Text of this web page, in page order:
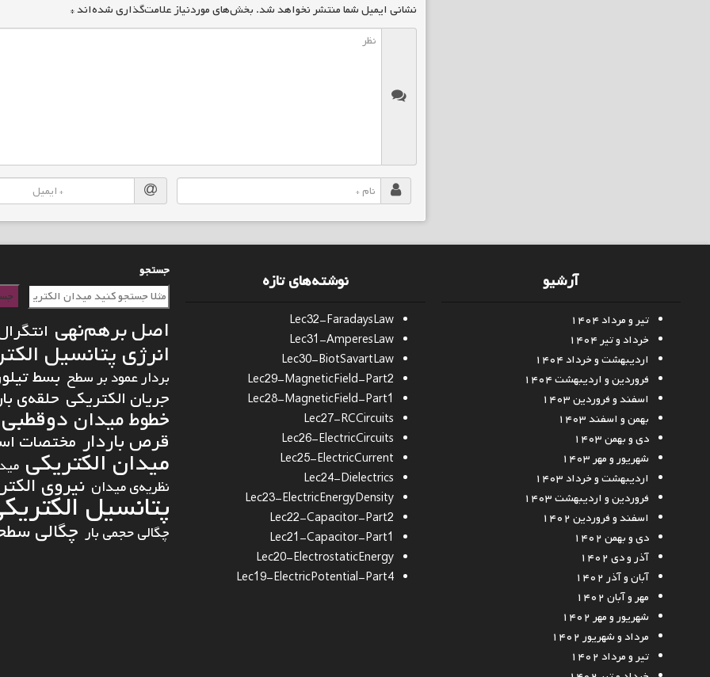
نشانی ایمیل شما منتشر نخواهد شد. بخش‌های موردنیاز علامت‌گذاری شده‌اند*
آرشیو
تیر و مرداد ۱۴۰۴
خرداد و تیر ۱۴۰۴
اردیبهشت و خرداد ۱۴۰۴
فروردین و اردیبهشت ۱۴۰۴
اسفند و فروردین ۱۴۰۳
بهمن و اسفند ۱۴۰۳
دی و بهمن ۱۴۰۳
شهریور و مهر ۱۴۰۳
اردیبهشت و خرداد ۱۴۰۳
فروردین و اردیبهشت ۱۴۰۳
اسفند و فروردین ۱۴۰۲
دی و بهمن ۱۴۰۲
آذر و دی ۱۴۰۲
آبان و آذر ۱۴۰۲
مهر و آبان ۱۴۰۲
شهریور و مهر ۱۴۰۲
مرداد و شهریور ۱۴۰۲
تیر و مرداد ۱۴۰۲
نوشته‌های تازه
Lec32-FaradaysLaw
Lec31-AmperesLaw
Lec30-BiotSavartLaw
Lec29-MagneticField-Part2
Lec28-MagneticField-Part1
Lec27-RCCircuits
Lec26-ElectricCircuits
Lec25-ElectricCurrent
Lec24-Dielectrics
Lec23-ElectricEnergyDensity
Lec22-Capacitor-Part2
Lec21-Capacitor-Part1
Lec20-ElectrostaticEnergy
Lec19-ElectricPotential-Part4
جستجو
اصل برهم‌نهی
انرژی پتانسیل
بردار عمود بر سطح بسط
جریان الکتریکی حلقه‌ی
خطوط میدان
قرص باردار مختصات
میدان الکتریکی
نظریه‌ی میدان نیرویپتانسیل
چگالی حجمی بار چگالی